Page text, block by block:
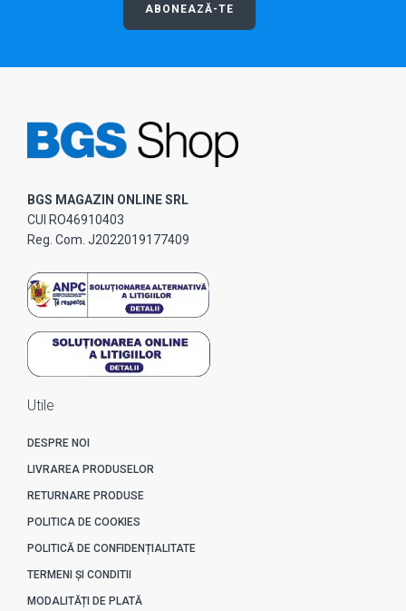
ABONEAZĂ-TE
BGS MAGAZIN ONLINE SRL
CUI RO46910403
Reg. Com. J2022019177409
Utile
DESPRE NOI
LIVRAREA PRODUSELOR
RETURNARE PRODUSE
POLITICA DE COOKIES
POLITICĂ DE CONFIDENȚIALITATE
TERMENI ȘI CONDITII
MODALITĂȚI DE PLATĂ